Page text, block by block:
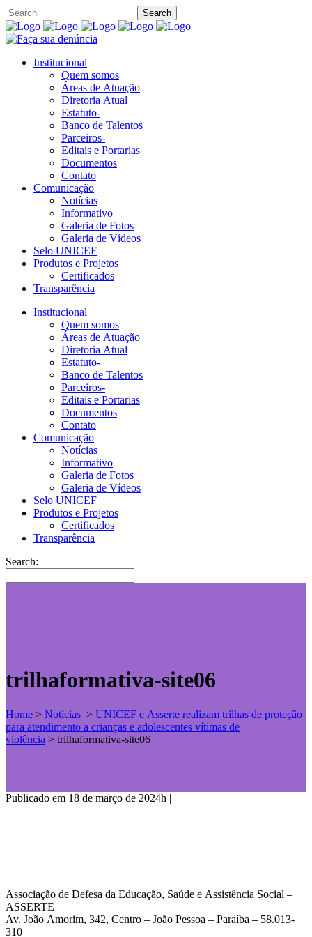
Institucional
Quem somos
Áreas de Atuação
Diretoria Atual
Estatuto-
Banco de Talentos
Parceiros-
Editais e Portarias
Documentos
Contato
Comunicação
Notícias
Informativo
Galeria de Fotos
Galeria de Vídeos
Selo UNICEF
Produtos e Projetos
Certificados
Transparência
Institucional
Quem somos
Áreas de Atuação
Diretoria Atual
Estatuto-
Banco de Talentos
Parceiros-
Editais e Portarias
Documentos
Contato
Comunicação
Notícias
Informativo
Galeria de Fotos
Galeria de Vídeos
Selo UNICEF
Produtos e Projetos
Certificados
Transparência
Search:
trilhaformativa-site06
Home > Notícias > UNICEF e Asserte realizam trilhas de proteção
para atendimento a crianças e adolescentes vítimas de
violência > trilhaformativa-site06
Publicado em 18 de março de 2024h |
Associação de Defesa da Educação, Saúde e Assistência Social –
ASSERTE
Av. João Amorim, 342, Centro – João Pessoa – Paraíba – 58.013-
310